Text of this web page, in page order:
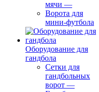
мячи —
Ворота для
мини-футбола
Оборудование для
гандбола
Сетки для
гандбольных
ворот —